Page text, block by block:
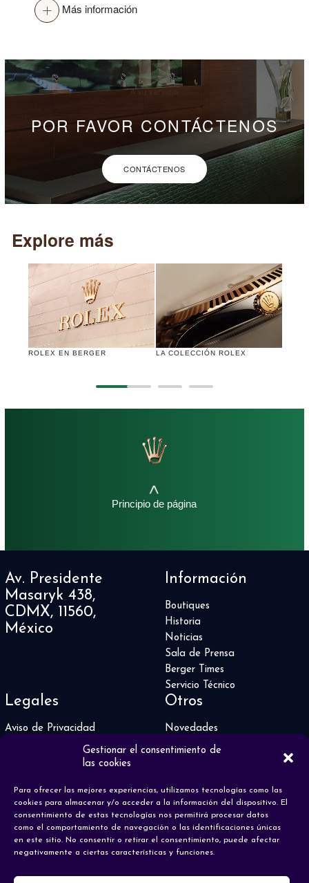
Gestionar el consentimiento de
las cookies
Para ofrecer las mejores experiencias, utilizamos tecnologías como las
cookies para almacenar y/o acceder a la información del dispositivo. El
consentimiento de estas tecnologías nos permitirá procesar datos
como el comportamiento de navegación o las identificaciones únicas
en este sitio. No consentir o retirar el consentimiento, puede afectar
negativamente a ciertas características y funciones.
Más información
POR FAVOR CONTÁCTENOS
A su servicio
CONTÁCTENOS
Explore más
ROLEX EN BERGER LA COLECCIÓN ROLEX
<
Principio de página
Av. Presidente
Masaryk 438,
CDMX, 11560,
México
Información
Boutiques
Historia
Noticias
Sala de Prensa
Berger Times
Servicio Técnico
Legales
Aviso de Privacidad
Otros
Novedades
Rolex